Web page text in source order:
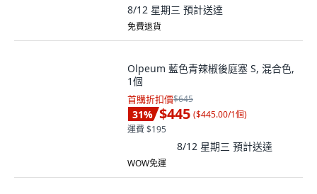
8/12 星期三 預計送達
免費退貨
Olpeum 藍色青辣椒後庭塞 S, 混合色,
1個
首購折扣價$645
31% $445 ($445.00/1個)
運費 $195
8/12 星期三 預計送達
WOW免運